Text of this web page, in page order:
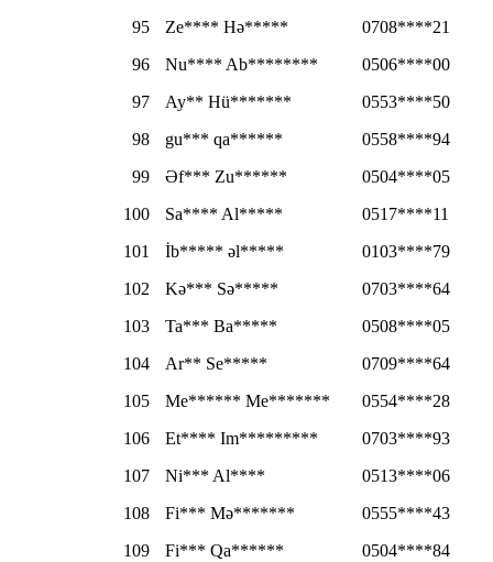
95
Ze**** Hə*****
0708****21
96
Nu**** Ab********
0506****00
97
Ay** Hü*******
0553****50
98
gu*** qa******
0558****94
99
Əf*** Zu******
0504****05
100
Sa**** Al*****
0517****11
101
İb***** əl*****
0103****79
102
Kə*** Sə*****
0703****64
103
Ta*** Ba*****
0508****05
104
Ar** Se*****
0709****64
105
Me****** Me*******
0554****28
106
Et**** Im*********
0703****93
107
Ni*** Al****
0513****06
108
Fi*** Mə*******
0555****43
109
Fi*** Qa******
0504****84